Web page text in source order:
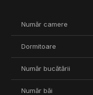
Tip parcare: în curte
Comision 0%
Număr camere
Dormitoare
Număr bucătării
Număr băi